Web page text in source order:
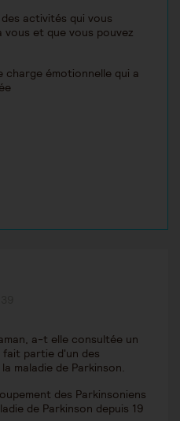
activités qui vous
et que vous pouvez
charge émotionnelle qui a
a-t elle consultée un
partie d'un des
maladie de Parkinson.
des Parkinsoniens
de Parkinson depuis 19